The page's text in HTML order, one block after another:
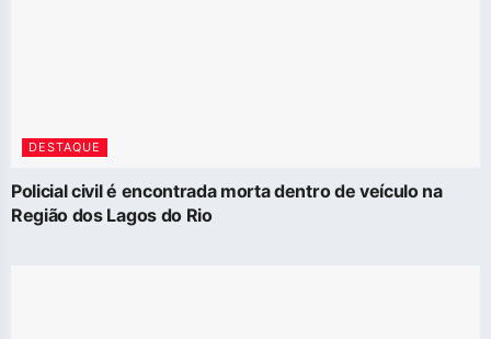
DESTAQUE
Policial civil é encontrada morta dentro de veículo na
Região dos Lagos do Rio